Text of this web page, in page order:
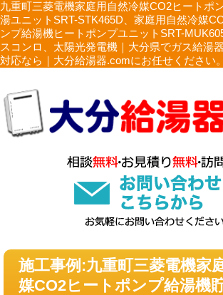
九重町三菱電機家庭用自然冷媒CO2ヒートポ
湯ユニットSRT-STK465D、家庭用自然冷媒
ンプ給湯機ヒートポンプユニットSRT-
スコンロ、太陽光発電機｜大分県でガス給湯
対応なら｜大分給湯器.comにお任せください。
施工事例:九重町三菱電機家
媒CO2ヒートポンプ給湯機